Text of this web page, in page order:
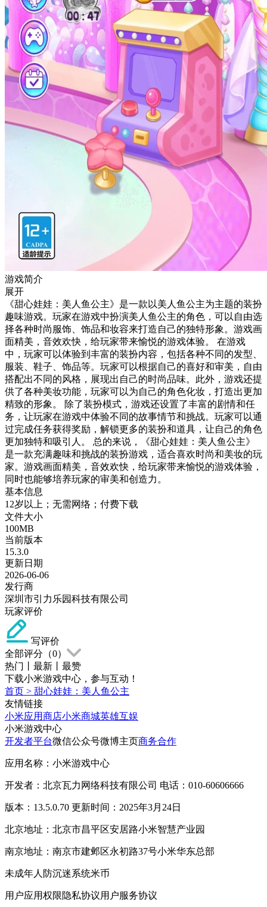
游戏简介
展开
《甜心娃娃：美人鱼公主》是一款以美人鱼公主为主题的装扮
趣味游戏。玩家在游戏中扮演美人鱼公主的角色，可以自由选
择各种时尚服饰、饰品和妆容来打造自己的独特形象。游戏画
面精美，音效欢快，给玩家带来愉悦的游戏体验。 在游戏
中，玩家可以体验到丰富的装扮内容，包括各种不同的发型、
服装、鞋子、饰品等。玩家可以根据自己的喜好和审美，自由
搭配出不同的风格，展现出自己的时尚品味。此外，游戏还提
供了各种美妆功能，玩家可以为自己的角色化妆，打造出更加
精致的形象。 除了装扮模式，游戏还设置了丰富的剧情和任
务，让玩家在游戏中体验不同的故事情节和挑战。玩家可以通
过完成任务获得奖励，解锁更多的装扮和道具，让自己的角色
更加独特和吸引人。 总的来说，《甜心娃娃：美人鱼公主》
是一款充满趣味和挑战的装扮游戏，适合喜欢时尚和美妆的玩
家。游戏画面精美，音效欢快，给玩家带来愉悦的游戏体验，
同时也能够培养玩家的审美和创造力。
基本信息
12岁以上；无需网络；付费下载
文件大小
100MB
当前版本
15.3.0
更新日期
2026-06-06
发行商
深圳市引力乐园科技有限公司
玩家评价
写评价
全部评分（0）
热门
最新
最赞
下载小米游戏中心，参与互动！
首页 > 甜心娃娃：美人鱼公主
友情链接
小米应用商店小米商城英雄互娱
小米游戏中心
开发者平台微信公众号微博主页商务合作
应用名称：小米游戏中心
开发者：北京瓦力网络科技有限公司 电话：010-60606666
版本：13.5.0.70 更新时间：2025年3月24日
北京地址：北京市昌平区安居路小米智慧产业园
南京地址：南京市建邺区永初路37号小米华东总部
未成年人防沉迷系统米币
用户应用权限隐私协议用户服务协议